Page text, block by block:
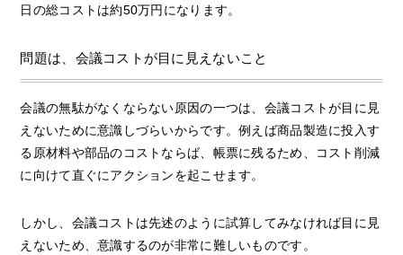
日の総コストは約50万円になります。
問題は、会議コストが目に見えないこと
会議の無駄がなくならない原因の一つは、会議コストが目に見
えないために意識しづらいからです。例えば商品製造に投入す
る原材料や部品のコストならば、帳票に残るため、コスト削減
に向けて直ぐにアクションを起こせます。
しかし、会議コストは先述のように試算してみなければ目に見
えないため、意識するのが非常に難しいものです。